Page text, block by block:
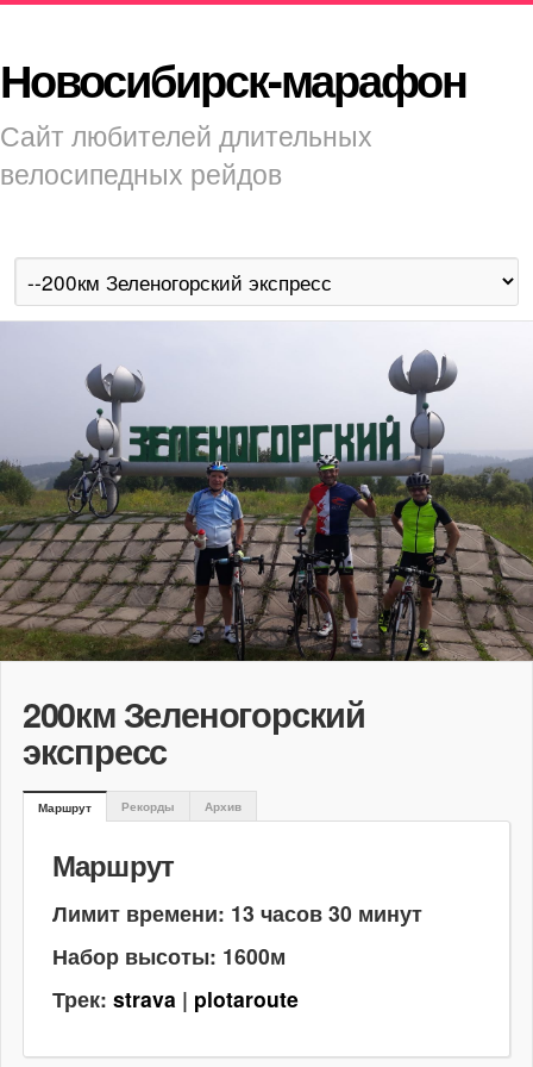
Новосибирск-марафон
Сайт любителей длительных
велосипедных рейдов
200км Зеленогорский
экспресс
Маршрут Рекорды Архив
Маршрут
Лимит времени: 13 часов 30 минут
Набор высоты: 1600м
Трек: strava | plotaroute